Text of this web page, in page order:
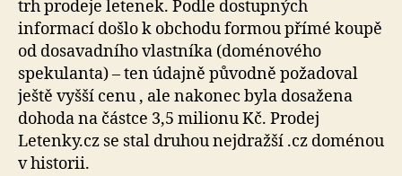
trh prodeje letenek. Podle dostupných
informací došlo k obchodu formou přímé koupě
od dosavadního vlastníka (doménového
spekulanta) – ten údajně původně požadoval
ještě vyšší cenu , ale nakonec byla dosažena
dohoda na částce 3,5 milionu Kč. Prodej
Letenky.cz se stal druhou nejdražší .cz doménou
v historii.